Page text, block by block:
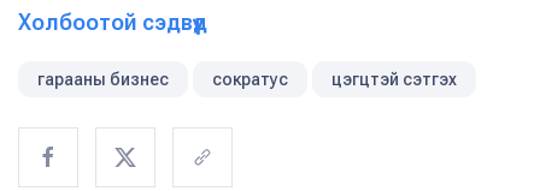
Холбоотой сэдвүүд
гарааны бизнес сократус цэгцтэй сэтгэх